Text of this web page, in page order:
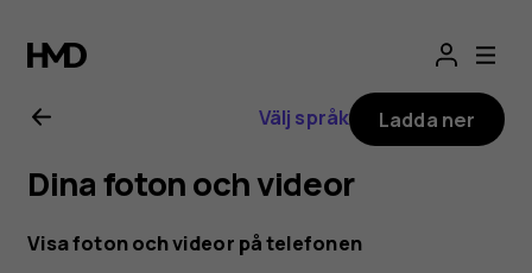
för
Nokia
8.1
Välj språk Ladda ner
Dina foton och videor
Visa foton och videor på telefonen